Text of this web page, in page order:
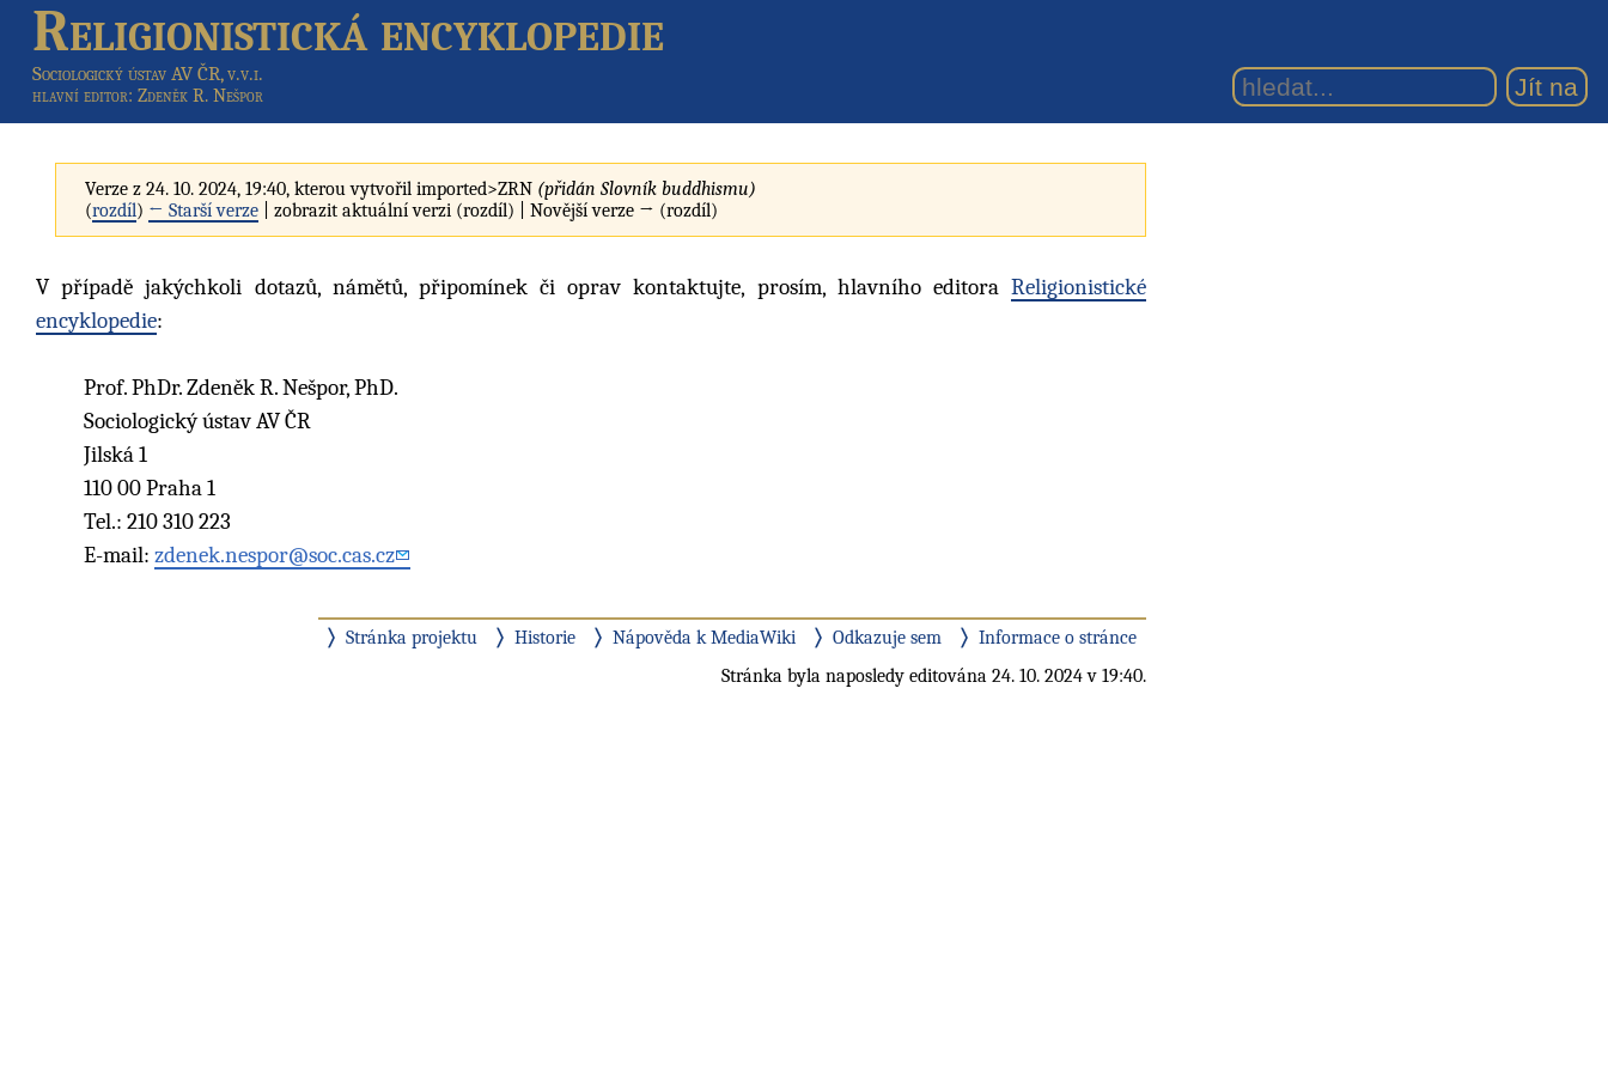
Religionistická encyklopedie
Sociologický ústav AV ČR, v.v.i.
hlavní editor: Zdeněk R. Nešpor
Verze z 24. 10. 2024, 19:40, kterou vytvořil imported>ZRN (přidán Slovník buddhismu)
(rozdíl) ← Starší verze| zobrazit aktuální verzi (rozdíl) | Novější verze → (rozdíl)
V případě jakýchkoli dotazů, námětů, připomínek či oprav kontaktujte, prosím, hlavního editora Religionistické
encyklopedie:
Prof. PhDr. Zdeněk R. Nešpor, PhD.
Sociologický ústav AV ČR
Jilská 1
110 00 Praha 1
Tel.: 210 310 223
E-mail: zdenek.nespor@soc.cas.cz
Stránka projektu Historie Nápověda k MediaWiki Odkazuje sem
Informace o stránce
Stránka byla naposledy editována 24. 10. 2024 v 19:40.